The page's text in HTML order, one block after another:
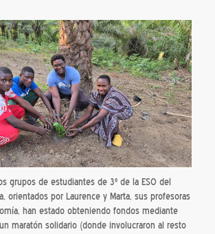
grupos de estudiantes de 3º de la ESO del
orientados por Laurence y Marta, sus profesoras
han estado obteniendo fondos mediante
maratón solidario (donde involucraron al resto